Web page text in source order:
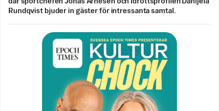
Rundqvist bjuder in gäster för intressanta samtal.